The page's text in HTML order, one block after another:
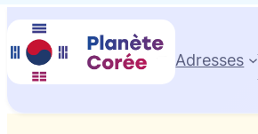
Adresses